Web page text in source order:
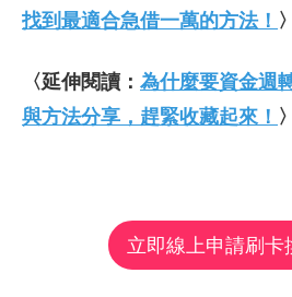
找到最適合急借一萬的方法！ 〉
〈延伸閱讀： 為什麼要資金週
與方法分享，趕緊收藏起來！ 〉
立即線上申請刷卡